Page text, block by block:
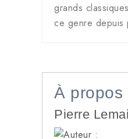
grands
ce genre depuis
À propos
Pierre